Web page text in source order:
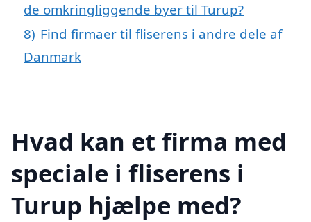
de omkringliggende byer til Turup?
8) Find firmaer til fliserens i andre dele af
Danmark
Hvad kan et firma med
speciale i fliserens i
Turup hjælpe med?